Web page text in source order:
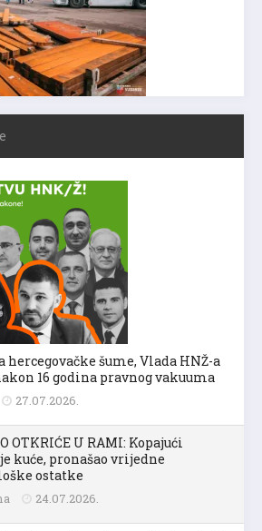
hercegovačke šume, Vlada HNŽ-a
16 godina pravnog vakuuma
27.07.2026.
OTKRIĆE U RAMI: Kopajući
kuće, pronašao vrijedne
ostatke
24.07.2026.